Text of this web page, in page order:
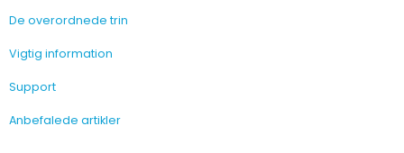
De overordnede trin
Vigtig information
Support
Anbefalede artikler